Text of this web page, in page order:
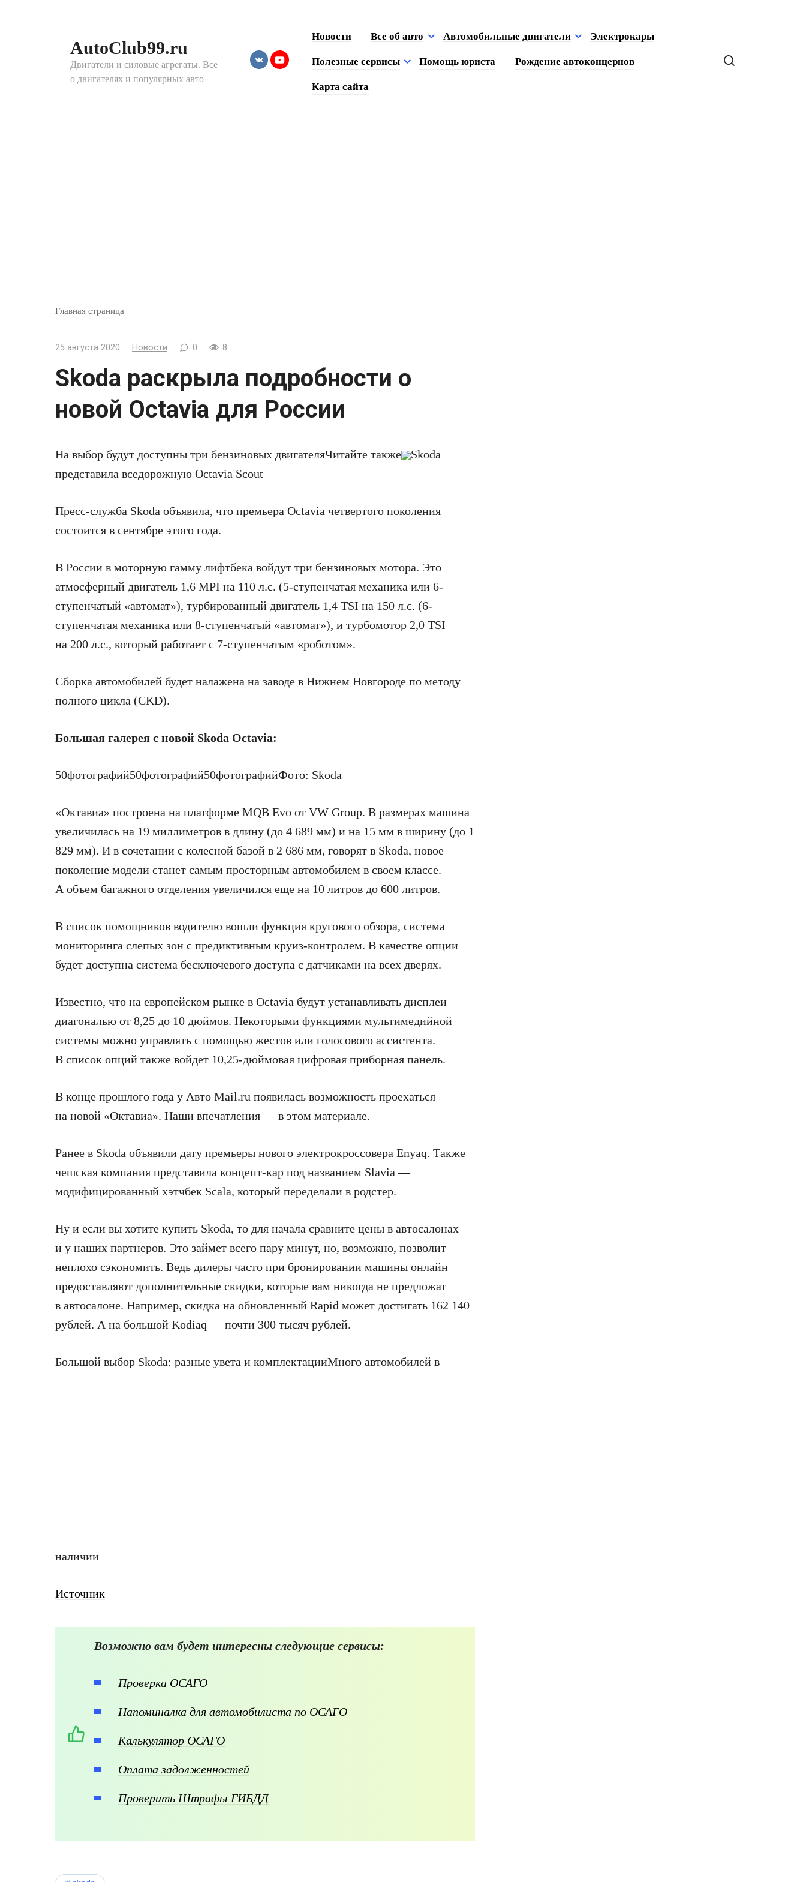
AutoClub99.ru
Двигатели и силовые агрегаты. Все
о двигателях и популярных авто
Новости Все об авто Автомобильные двигатели Электрокары
Полезные сервисы Помощь юриста Рождение автоконцернов
Карта сайта
Главная страница
25 августа 2020 Новости 0 8
Skoda раскрыла подробности о
новой Octavia для России
На выбор будут доступны три бензиновых двигателяЧитайте также
Skoda
представила вседорожную Octavia Scout
Пресс-служба Skoda объявила, что премьера Octavia четвертого поколения
состоится в сентябре этого года.
В России в моторную гамму лифтбека войдут три бензиновых мотора. Это
атмосферный двигатель 1,6 MPI на 110 л.с. (5-ступенчатая механика или 6-
ступенчатый «автомат»), турбированный двигатель 1,4 TSI на 150 л.с. (6-
ступенчатая механика или 8-ступенчатый «автомат»), и турбомотор 2,0 TSI
на 200 л.с., который работает с 7-ступенчатым «роботом».
Сборка автомобилей будет налажена на заводе в Нижнем Новгороде по методу
полного цикла (CKD).
Большая галерея с новой Skoda Octavia:
50фотографий50фотографий50фотографийФото: Skoda
«Октавиа» построена на платформе MQB Evo от VW Group. В размерах машина
увеличилась на 19 миллиметров в длину (до 4 689 мм) и на 15 мм в ширину (до 1
829 мм). И в сочетании с колесной базой в 2 686 мм, говорят в Skoda, новое
поколение модели станет самым просторным автомобилем в своем классе.
А объем багажного отделения увеличился еще на 10 литров до 600 литров.
В список помощников водителю вошли функция кругового обзора, система
мониторинга слепых зон с предиктивным круиз-контролем. В качестве опции
будет доступна система бесключевого доступа с датчиками на всех дверях.
Известно, что на европейском рынке в Octavia будут устанавливать дисплеи
диагональю от 8,25 до 10 дюймов. Некоторыми функциями мультимедийной
системы можно управлять с помощью жестов или голосового ассистента.
В список опций также войдет 10,25-дюймовая цифровая приборная панель.
В конце прошлого года у Авто Mail.ru появилась возможность проехаться
на новой «Октавиа». Наши впечатления — в этом материале.
Ранее в Skoda объявили дату премьеры нового электрокроссовера Enyaq. Также
чешская компания представила концепт-кар под названием Slavia —
модифицированный хэтчбек Scala, который переделали в родстер.
Ну и если вы хотите купить Skoda, то для начала сравните цены в автосалонах
и у наших партнеров. Это займет всего пару минут, но, возможно, позволит
неплохо сэкономить. Ведь дилеры часто при бронировании машины онлайн
предоставляют дополнительные скидки, которые вам никогда не предложат
в автосалоне. Например, скидка на обновленный Rapid может достигать 162 140
рублей. А на большой Kodiaq — почти 300 тысяч рублей.
Большой выбор Skoda: разные увета и комплектацииМного автомобилей в
наличии
Источник
Возможно вам будет интересны следующие сервисы:
Проверка ОСАГО
Напоминалка для автомобилиста по ОСАГО
Калькулятор ОСАГО
Оплата задолженностей
Проверить Штрафы ГИБДД